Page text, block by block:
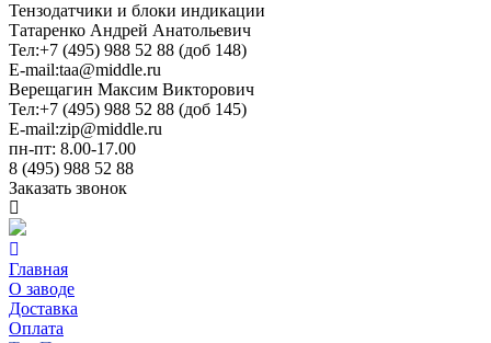
Тензодатчики и блоки индикации
Татаренко Андрей Анатольевич
Тел:+7 (495) 988 52 88 (доб 148)
E-mail:taa@middle.ru
Верещагин Максим Викторович
Тел:+7 (495) 988 52 88 (доб 145)
E-mail:zip@middle.ru
пн-пт: 8.00-17.00
8 (495) 988 52 88
Заказать звонок
Главная
О заводе
Доставка
Оплата